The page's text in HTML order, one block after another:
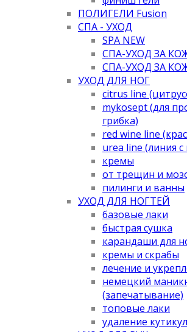
ПОЛИГЕЛИ Fusion
СПА - УХОД
SPA NEW
СПА-УХОД ЗА
СПА-УХОД ЗА
УХОД ДЛЯ НОГ
citrus line
mykosept (для
грибка)
red wine line
urea line (линия
кремы
от трещин и
пилинги и ванны
УХОД ДЛЯ НОГТЕЙ
базовые лаки
быстрая сушка
карандаши для
кремы и скрабы
лечение и
немецкий
(запечатывание)
топовые лаки
удаление